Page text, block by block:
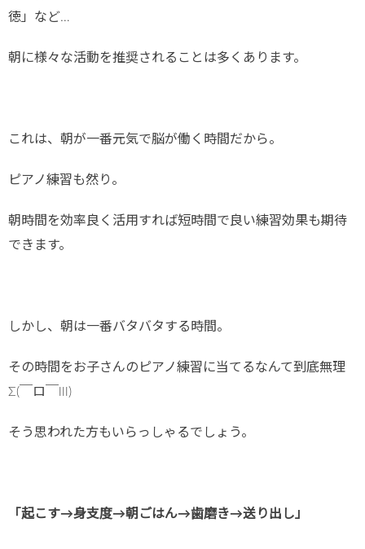
徳」など…
朝に様々な活動を推奨されることは多くあります。
これは、朝が一番元気で脳が働く時間だから。
ピアノ練習も然り。
朝時間を効率良く活用すれば短時間で良い練習効果も期待
できます。
しかし、朝は一番バタバタする時間。
その時間をお子さんのピアノ練習に当てるなんて到底無理
Σ(￣ロ￣lll)
そう思われた方もいらっしゃるでしょう。
「起こす→身支度→朝ごはん→歯磨き→送り出し」